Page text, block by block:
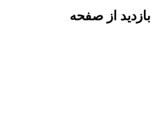
بازدید از صفحه